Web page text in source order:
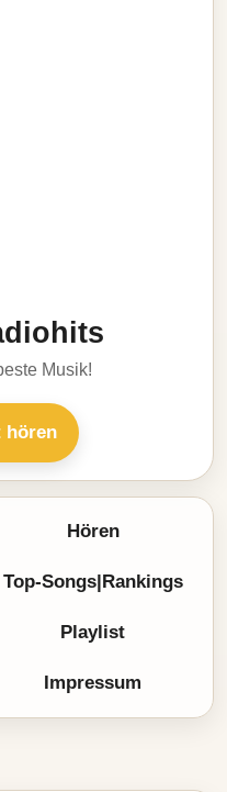
Musik!
Hören
Top-Songs|Rankings
Playlist
Impressum